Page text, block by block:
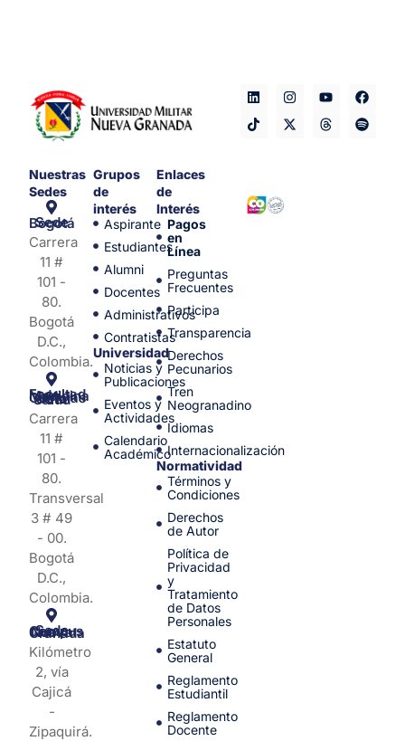
Nuestras
Sedes
Sede Bogotá
Carrera
11 #
101 -
80.
Bogotá
D.C.,
Colombia.
Facultad de Medicina y Ciencias de la Salud
Carrera
11 #
101 -
80.
Transversal
3 # 49
- 00.
Bogotá
D.C.,
Colombia.
Sede Campus Nueva Granada
Kilómetro
2, vía
Cajicá
-
Zipaquirá.
Grupos
de
interés
Aspirante
Estudiantes
Alumni
Docentes
Administrativos
Contratistas
Universidad
Noticias y
Publicaciones
Eventos y
Actividades
Calendario
Académico
Enlaces
de
Interés
Pagos
en
Línea
Preguntas
Frecuentes
Participa
Transparencia
Derechos
Pecunarios
Tren
Neogranadino
Idiomas
Internacionalización
Normatividad
Términos y
Condiciones
Derechos
de Autor
Política de
Privacidad
y
Tratamiento
de Datos
Personales
Estatuto
General
Reglamento
Estudiantil
Reglamento
Docente